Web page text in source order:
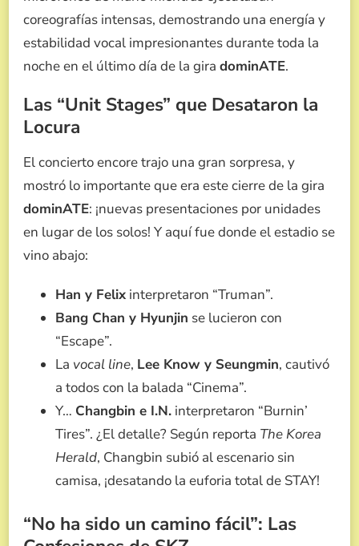
coreografías intensas, demostrando una energía y
estabilidad vocal impresionantes durante toda la
noche en el último día de la gira dominATE.
Las “Unit Stages” que Desataron la
Locura
El concierto encore trajo una gran sorpresa, y
mostró lo importante que era este cierre de la gira
dominATE: ¡nuevas presentaciones por unidades
en lugar de los solos! Y aquí fue donde el estadio se
vino abajo:
Han y Felix interpretaron “Truman”.
Bang Chan y Hyunjin se lucieron con
“Escape”.
La vocal line, Lee Know y Seungmin, cautivó
a todos con la balada “Cinema”.
Y… Changbin e I.N. interpretaron “Burnin’
Tires”. ¿El detalle? Según reporta The Korea
Herald, Changbin subió al escenario sin
camisa, ¡desatando la euforia total de STAY!
“No ha sido un camino fácil”: Las